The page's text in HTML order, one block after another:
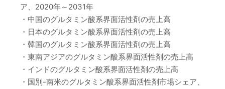
ア、2020年～2031年
・中国のグルタミン酸系界面活性剤の売上高
・日本のグルタミン酸系界面活性剤の売上高
・韓国のグルタミン酸系界面活性剤の売上高
・東南アジアのグルタミン酸系界面活性剤の売上高
・インドのグルタミン酸系界面活性剤の売上高
・国別-南米のグルタミン酸系界面活性剤市場シェア、